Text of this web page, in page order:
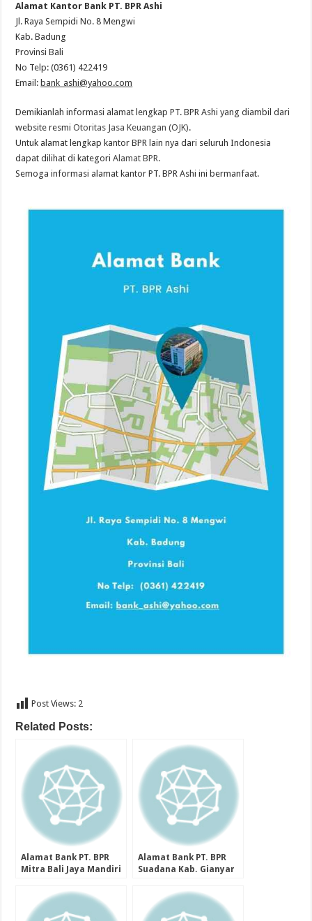
Alamat Kantor Bank PT. BPR Ashi
Jl. Raya Sempidi No. 8 Mengwi
Kab. Badung
Provinsi Bali
No Telp: (0361) 422419
Email: bank_ashi@yahoo.com
Demikianlah informasi alamat lengkap PT. BPR Ashi yang diambil dari
website resmiOtoritas Jasa Keuangan (OJK).
Untuk alamat lengkap kantor BPR lain nya dari seluruh Indonesia
dapat dilihat di kategoriAlamat BPR.
Semoga informasi alamat kantor PT. BPR Ashi ini bermanfaat.
Post Views: 2
Related Posts:
Alamat Bank PT. BPR
Mitra Bali Jaya Mandiri
Alamat Bank PT. BPR
Suadana Kab. Gianyar